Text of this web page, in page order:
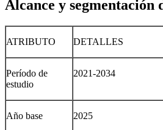
Alcance y segmentación
ATRIBUTO DETALLES
Período de
estudio
2021-2034
Año base 2025